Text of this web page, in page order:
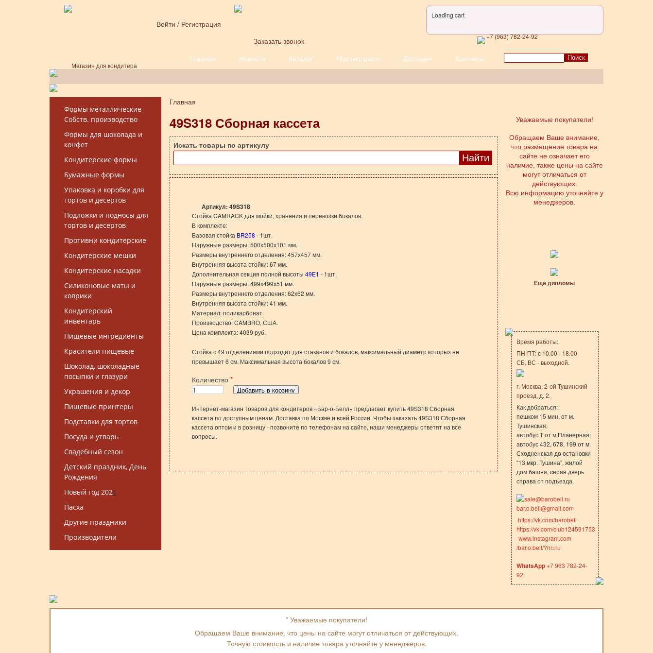
Перейти к основному содержанию
Магазин для кондитера
Войти / Регистрация
Заказать звонок
Loading cart
+7 (963) 782-24-92
Главная Новости Каталог Мастер класс Доставка Контакты
Форма поиска
Поиск
Формы металлические
Собств. производство
Формы для шоколада и
конфет
Кондитерские формы
Бумажные формы
Упаковка и коробки для
тортов и десертов
Подложки и подносы для
тортов и десертов
Противни кондитерские
Кондитерские мешки
Кондитерские насадки
Силиконовые маты и
коврики
Кондитерский
инвентарь
Пищевые ингредиенты
Красители пищевые
Шоколад, шоколадные
посыпки и глазури
Украшения и декор
Пищевые принтеры
Подставки для тортов
Посуда и утварь
Свадебный сезон
Детский праздник, День
Рождения
Новый год 2025
Пасха
Другие праздники
Производители
Вы здесь
Главная
49S318 Сборная кассета
Искать товары по артикулу
Артикул: 49S318
Стойка CAMRACK для мойки, хранения и перевозки бокалов.
В комплекте:
Базовая стойка BR258 - 1шт.
Наружные размеры: 500х500х101 мм.
Размеры внутреннего отделения: 457х457 мм.
Внутренняя высота стойки: 67 мм.
Дополнительная секция полной высоты 49E1 - 1шт.
Наружные размеры: 499х499х51 мм.
Размеры внутреннего отделения: 62х62 мм.
Внутренняя высота стойки: 41 мм.
Материал: поликарбонат.
Производство: CAMBRO, США.
Цена комплекта: 4039 руб.
Стойка с 49 отделениями подходит для стаканов и бокалов, максимальный диаметр которых не
превышает 6 см. Максимальная высота бокалов 9 см.
Количество *
Интернет-магазин товаров для кондитеров «Бар-о-Белл» предлагает купить 49S318 Сборная
кассета по доступным ценам. Доставка по Москве и всей России. Чтобы заказать 49S318 Сборная
кассета оптом и в розницу - позвоните по телефонам на сайте, наши менеджеры ответят на все
вопросы.
Уважаемые покупатели!
Обращаем Ваше внимание,
что размещение товара на
сайте не означает его
наличие, также цены на сайте
могут отличаться от
действующих.
Всю информацию уточняйте у
менеджеров.
Еще дипломы
Время работы:
ПН-ПТ: с 10.00 - 18.00
СБ, ВС - выходной.
г. Москва, 2-ой Тушинский
проезд, д. 2.
Как добраться:
пешком 15 мин. от м.
Тушинская;
автобус Т от м.Планерная;
автобус 432, 678, 199 от м.
Сходненская до остановки
"13 мкр. Тушина", жилой
дом башня, серая дверь
справа от подъезда.
sale@barobell.ru
bar.o.bell@gmail.com
https://vk.com/barobell
https://vk.com/club124591753
www.instagram.com
/bar.o.bell/?hl=ru
WhatsApp+7 963 782-24-
92
* Уважаемые покупатели!
Обращаем Ваше внимание, что цены на сайте могут отличаться от действующих.
Точную стоимость и наличие товара уточняйте у менеджеров.